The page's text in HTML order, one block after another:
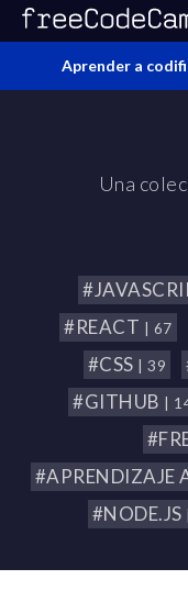
Aprender a
Una
#REACT | 67
#CSS | 39
#GITHUB |
#APRENDIZAJE
#NODE.JS